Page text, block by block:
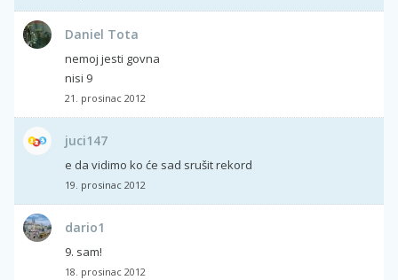
Daniel Tota
nemoj jesti govna
nisi 9
21. prosinac 2012
juci147
e da vidimo ko će sad srušit rekord
19. prosinac 2012
dario1
9. sam!
18. prosinac 2012